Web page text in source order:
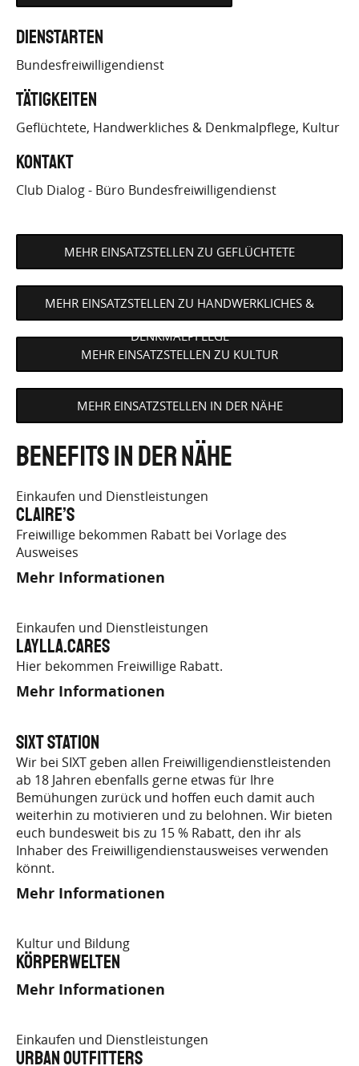
EINSATZS…
Dienstarten
Bundesfreiwilligendienst
Tätigkeiten
Geflüchtete Handwerkliches & Denkmalpflege Kultur
Kontakt
Club Dialog - Büro Bundesfreiwilligendienst
MEHR EINSATZSTELLEN ZU GEFLÜCHTETE
MEHR EINSATZSTELLEN ZU HANDWERKLICHES &
DENKMALPFLEGE
MEHR EINSATZSTELLEN ZU KULTUR
MEHR EINSATZSTELLEN IN DER NÄHE
Benefits in der Nähe
Einkaufen und Dienstleistungen
claire’s
Freiwillige bekommen Rabatt bei Vorlage des
Ausweises
Mehr Informationen
Einkaufen und Dienstleistungen
Laylla.Cares
Hier bekommen Freiwillige Rabatt.
Mehr Informationen
SIXT Station
Wir bei SIXT geben allen Freiwilligendienstleistenden
ab 18 Jahren ebenfalls gerne etwas für Ihre
Bemühungen zurück und hoffen euch damit auch
weiterhin zu motivieren und zu belohnen. Wir bieten
euch bundesweit bis zu 15 % Rabatt, den ihr als
Inhaber des Freiwilligendienstausweises verwenden
könnt.
Mehr Informationen
Kultur und Bildung
Körperwelten
Mehr Informationen
Einkaufen und Dienstleistungen
Urban Outfitters